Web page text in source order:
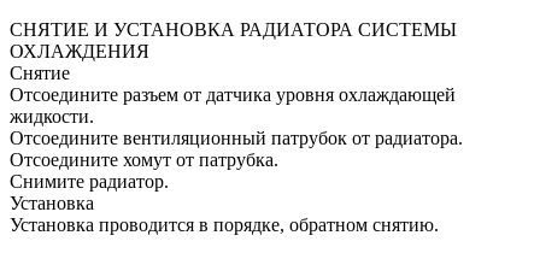
СНЯТИЕ И УСТАНОВКА РАДИАТОРА СИСТЕМЫ
ОХЛАЖДЕНИЯ
Снятие
Отсоедините разъем от датчика уровня охлаждающей
жидкости.
Отсоедините вентиляционный патрубок от радиатора.
Отсоедините хомут от патрубка.
Снимите радиатор.
Установка
Установка проводится в порядке, обратном снятию.